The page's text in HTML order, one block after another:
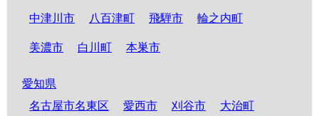
中津川市 八百津町 飛騨市 輪之内町
美濃市 白川町 本巣市
愛知県
名古屋市名東区
愛西市 刈谷市 大治町